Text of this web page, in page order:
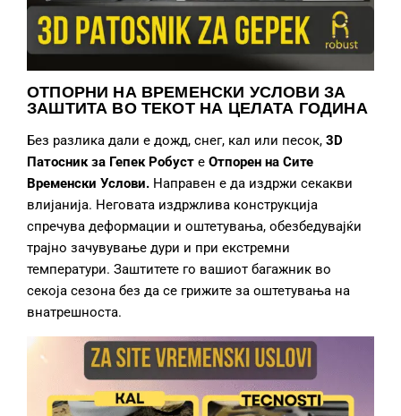
ОТПОРНИ НА ВРЕМЕНСКИ УСЛОВИ ЗА
ЗАШТИТА ВО ТЕКОТ НА ЦЕЛАТА ГОДИНА
Без разлика дали е дожд, снег, кал или песок, 3D
Патосник за Гепек Робуст е Отпорен на Сите
Временски Услови. Направен е да издржи секакви
влијанија. Неговата издржлива конструкција
спречува деформации и оштетувања, обезбедувајќи
трајно зачувување дури и при екстремни
температури. Заштитете го вашиот багажник во
секоја сезона без да се грижите за оштетувања на
внатрешноста.